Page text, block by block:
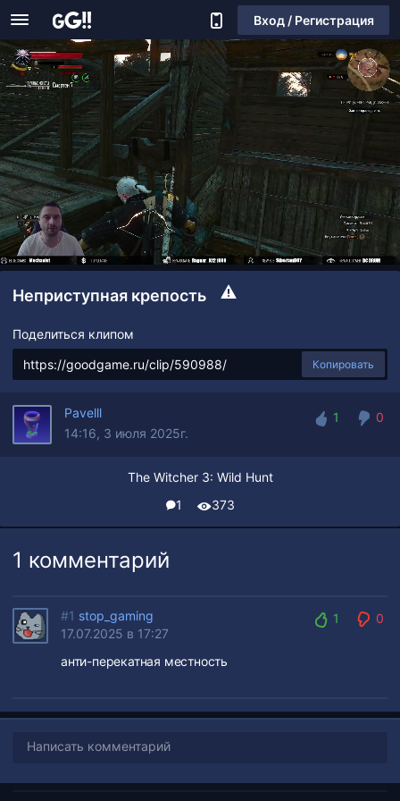
Вход / Регистрация
Неприступная крепость
Поделиться клипом
Копировать
Pavelll
14:16, 3 июля 2025г.
1
0
The Witcher 3: Wild Hunt
1
373
1 комментарий
#1 stop_gaming
17.07.2025 в 17:27
1
0
анти-перекатная местность
Написать комментарий